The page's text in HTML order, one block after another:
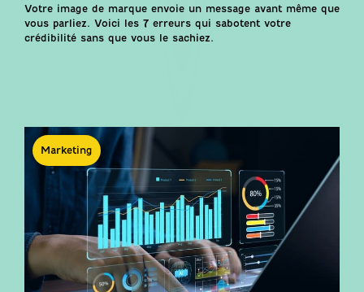
Votre image de marque envoie un message avant même que
vous parliez. Voici les 7 erreurs qui sabotent votre
crédibilité sans que vous le sachiez.
Marketing